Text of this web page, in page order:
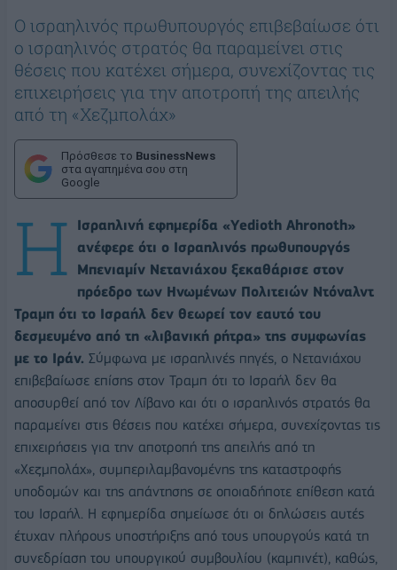
Ο ισραηλινός πρωθυπουργός επιβεβαίωσε ότι
ο ισραηλινός στρατός θα παραμείνει στις
θέσεις που κατέχει σήμερα, συνεχίζοντας τις
επιχειρήσεις για την αποτροπή της απειλής
από τη «Χεζμπολάχ»
Πρόσθεσε το BusinessNews
στα αγαπημένα σου στη
Google
Η
Ισραηλινή εφημερίδα «Yedioth Ahronoth»
ανέφερε ότι ο Ισραηλινός πρωθυπουργός
Μπενιαμίν Νετανιάχου ξεκαθάρισε στον
πρόεδρο των Ηνωμένων Πολιτειών Ντόναλντ
Τραμπ ότι το Ισραήλ δεν θεωρεί τον εαυτό του
δεσμευμένο από τη «λιβανική ρήτρα» της συμφωνίας
με το Ιράν. Σύμφωνα με ισραηλινές πηγές, ο Νετανιάχου
επιβεβαίωσε επίσης στον Τραμπ ότι το Ισραήλ δεν θα
αποσυρθεί από τον Λίβανο και ότι ο ισραηλινός στρατός θα
παραμείνει στις θέσεις που κατέχει σήμερα, συνεχίζοντας τις
επιχειρήσεις για την αποτροπή της απειλής από τη
«Χεζμπολάχ», συμπεριλαμβανομένης της καταστροφής
υποδομών και της απάντησης σε οποιαδήποτε επίθεση κατά
του Ισραήλ. Η εφημερίδα σημείωσε ότι οι δηλώσεις αυτές
έτυχαν πλήρους υποστήριξης από τους υπουργούς κατά τη
συνεδρίαση του υπουργικού συμβουλίου (καμπινέτ), καθώς,